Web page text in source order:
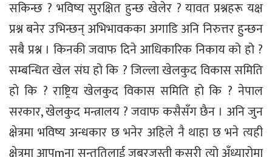
सकिन्छ ? भविष्य सुरक्षित हुन्छ खेलेर ? यावत प्रश्नहरू यक्ष
प्रश्न बनेर उभिन्छन् अभिभावकका अगाडि अनि निरुत्तर हुन्छन
सबै प्रश्न । किनकी जवाफ दिने आधिकारिक निकाय को हो ?
सम्बन्धित खेल संघ हो कि ? जिल्ला खेलकुद विकास समिति
हो कि ? राष्ट्रिय खेलकुद विकास समिति हो कि ? नेपाल
सरकार, खेलकुद मन्त्रालय ? जवाफ कसैसँग छैन । अनि जुन
क्षेत्रमा भविष्य अन्धकार छ भनेर अहिले नै थाहा छ भने त्यही